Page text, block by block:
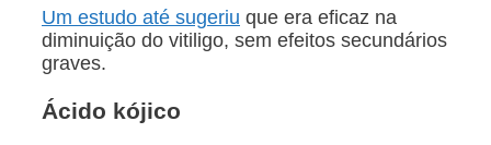
Um estudo até sugeriu que era eficaz na
diminuição do vitiligo, sem efeitos secundários
graves.
Ácido kójico